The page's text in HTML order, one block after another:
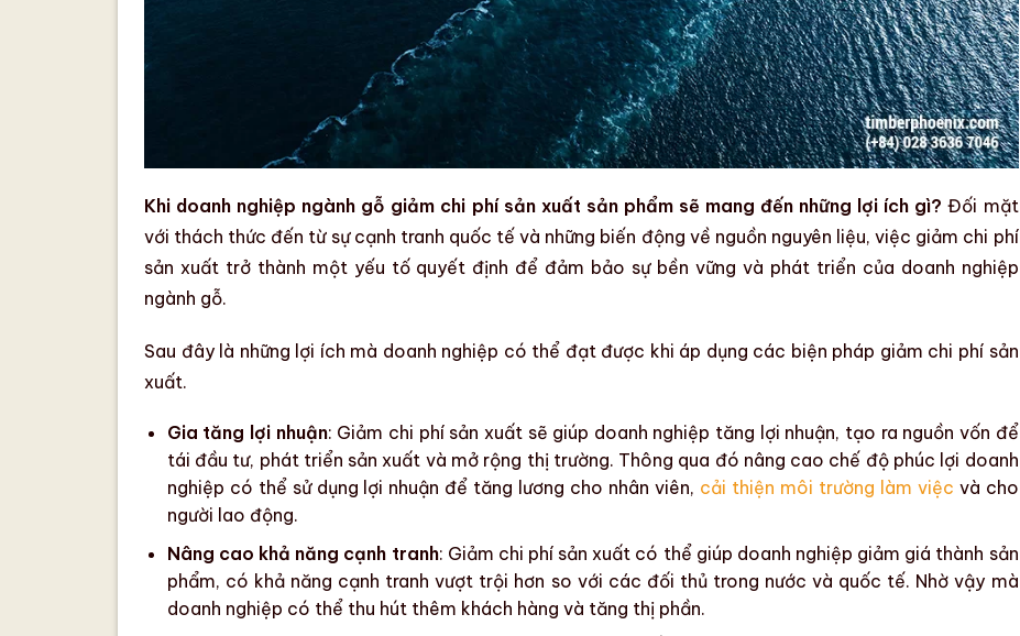
Khi doanh nghiệp ngành gỗ giảm chi phí sản xuất sản phẩm sẽ mang đến những lợi ích gì? Đối mặt
với thách thức đến từ sự cạnh tranh quốc tế và những biến động về nguồn nguyên liệu, việc giảm chi phí
sản xuấttrở thành một yếu tố quyết định để đảm bảo sự bền vững và phát triển của doanh nghiệp
ngành gỗ.
Sau đây là những lợi ích mà doanh nghiệp có thể đạt được khi áp dụng các biện pháp giảm chi phí sản
xuất.
Gia tăng lợi nhuận: Giảm chi phí sản xuấtsẽ giúp doanh nghiệp tăng lợi nhuận, tạo ra nguồn vốn để
tái đầu tư, phát triển sản xuất và mở rộng thị trường. Thông qua đó nâng cao chế độ phúc lợi doanh
nghiệp có thể sử dụng lợi nhuận để tăng lương cho nhân viên, cải thiện môi trường làm việc và cho
người lao động.
Nâng cao khả năng cạnh tranh: Giảm chi phí sản xuất có thể giúp doanh nghiệp giảm giá thành sản
phẩm, có khả năng cạnh tranh vượt trội hơn so với các đối thủ trong nước và quốc tế. Nhờ vậy mà
doanh nghiệp có thể thu hút thêm khách hàng và tăng thị phần.